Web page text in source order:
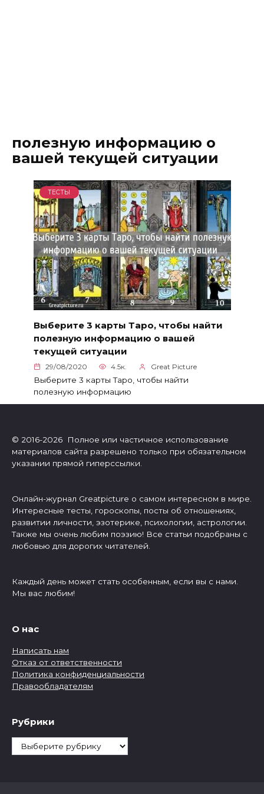
полезную информацию о
вашей текущей ситуации
ТЕСТЫ
Выберите 3 карты Таро, чтобы найти
полезную информацию о вашей
текущей ситуации
29/08/2020 4.5к. Great Picture
Выберите 3 карты Таро, чтобы найти
полезную информацию
© 2016-2026 Полное или частичное использование
материалов сайта разрешено только при обязательном
указании прямой гиперссылки.
Онлайн-журнал Greatpicture о самом интересном в мире.
Интересные тесты, гороскопы, посты об отношениях,
развитии личности, эзотерике, психологии, астрологии.
Также мы очень любим поэзию! Все статьи подобраны с
любовью для дорогих читателей.
Каждый день может стать особенным, если вы с нами.
Мы вас любим!
О нас
Написать нам
Отказ от ответственности
Политика конфиденциальности
Правообладателям
Рубрики
Рубрики